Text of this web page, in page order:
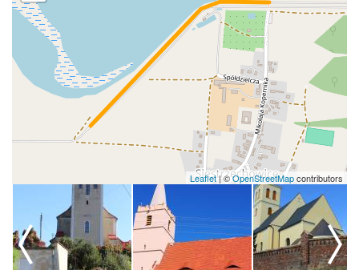
Leaflet|©OpenStreetMapcontributors